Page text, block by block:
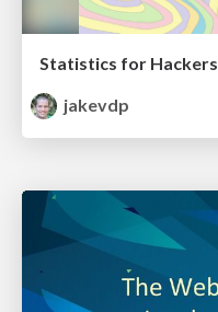
Statistics for Hackers
jakevdp